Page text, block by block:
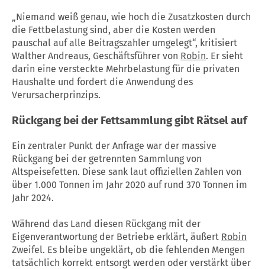
„Niemand weiß genau, wie hoch die Zusatzkosten durch
die Fettbelastung sind, aber die Kosten werden
pauschal auf alle Beitragszahler umgelegt“, kritisiert
Walther Andreaus, Geschäftsführer von Robin. Er sieht
darin eine versteckte Mehrbelastung für die privaten
Haushalte und fordert die Anwendung des
Verursacherprinzips.
Rückgang bei der Fettsammlung gibt Rätsel auf
Ein zentraler Punkt der Anfrage war der massive
Rückgang bei der getrennten Sammlung von
Altspeisefetten. Diese sank laut offiziellen Zahlen von
über 1.000 Tonnen im Jahr 2020 auf rund 370 Tonnen im
Jahr 2024.
Während das Land diesen Rückgang mit der
Eigenverantwortung der Betriebe erklärt, äußert Robin
Zweifel. Es bleibe ungeklärt, ob die fehlenden Mengen
tatsächlich korrekt entsorgt werden oder verstärkt über